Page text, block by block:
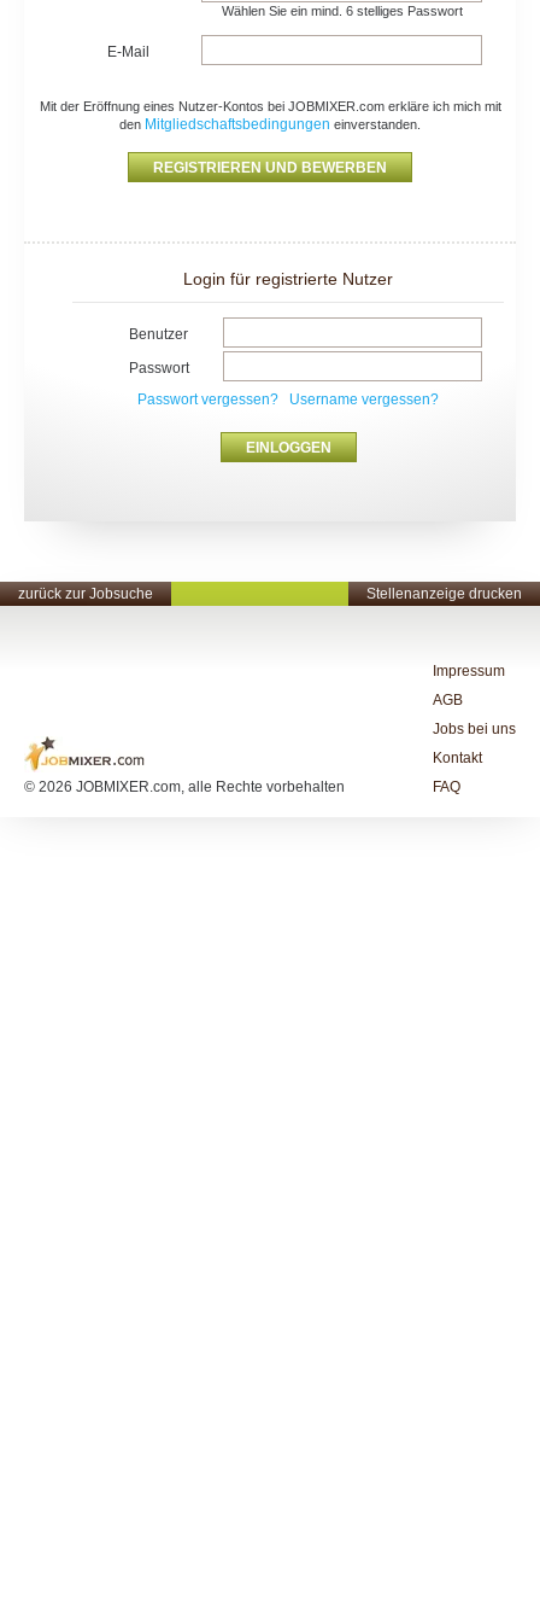
Wählen Sie ein mind. 6 stelliges Passwort
E-Mail
Mit der Eröffnung eines Nutzer-Kontos bei JOBMIXER.com erkläre ich mich mit
den Mitgliedschaftsbedingungen einverstanden.
Login für registrierte Nutzer
Benutzer
Passwort
Passwort vergessen?
Username vergessen?
zurück zur Jobsuche Stellenanzeige drucken
© 2026 JOBMIXER.com, alle Rechte vorbehalten
Impressum
AGB
Jobs bei uns
Kontakt
FAQ